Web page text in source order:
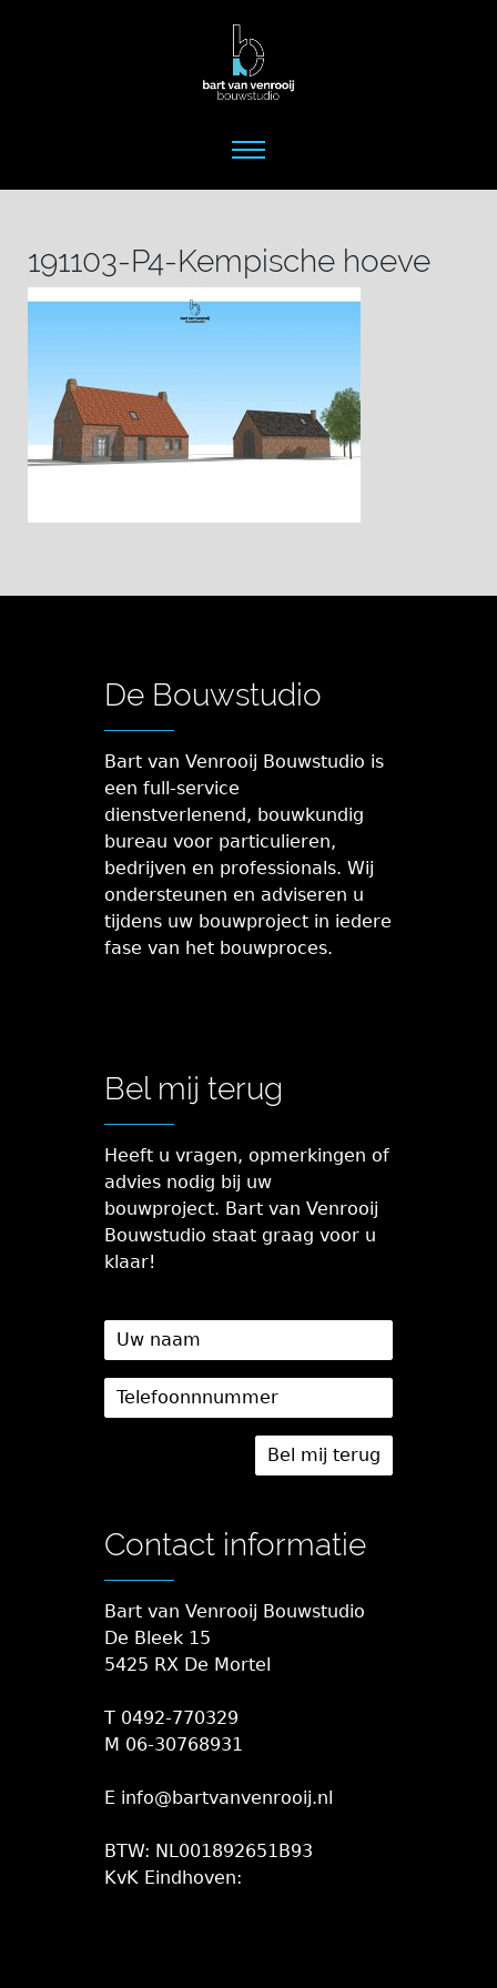
191103-P4-Kempische hoeve
De Bouwstudio
Bart van Venrooij Bouwstudio is
een full-service
dienstverlenend, bouwkundig
bureau voor particulieren,
bedrijven en professionals. Wij
ondersteunen en adviseren u
tijdens uw bouwproject in iedere
fase van het bouwproces.
Bel mij terug
Heeft u vragen, opmerkingen of
advies nodig bij uw
bouwproject. Bart van Venrooij
Bouwstudio staat graag voor u
klaar!
Contact informatie
Bart van Venrooij Bouwstudio
De Bleek 15
5425 RX De Mortel
T 0492-770329
M 06-30768931
E info@bartvanvenrooij.nl
BTW: NL001892651B93
KvK Eindhoven: